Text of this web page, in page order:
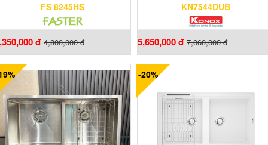
FS 8245HS
đ 4,800,000 đ
KN7544DUB
5,650,000 đ 7,060,000 đ
-20%